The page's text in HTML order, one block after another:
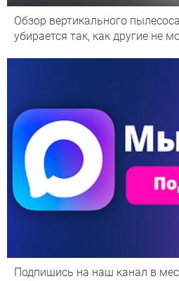
Обзор вертикального
убирается так, как другие не
Подпишись на наш канал в